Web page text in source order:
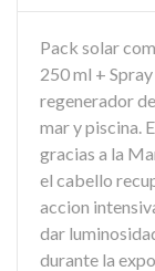
Pack solar
250 ml +
regenerador
mar y piscina.
gracias a la
el cabello
accion
dar
durante la